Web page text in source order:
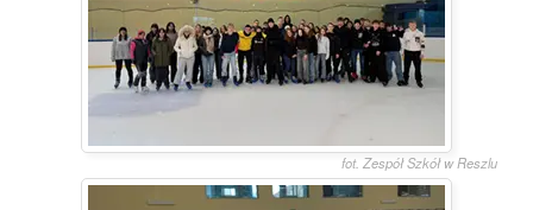
fot. Zespół Szkół w Reszlu